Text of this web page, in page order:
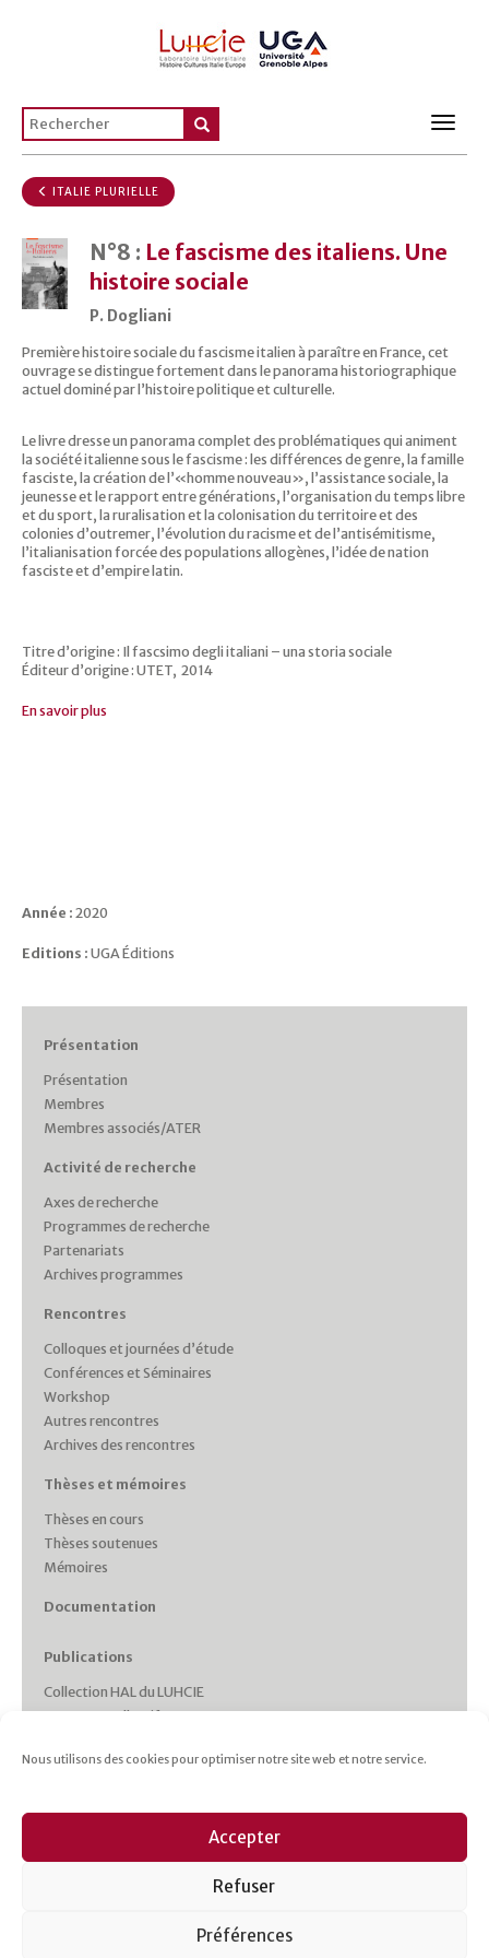
Nous utilisons des cookies pour optimiser notre site web et notre service.
Accepter
Refuser
Préférences
ITALIE PLURIELLE
N°8 : Le fascisme des italiens. Une
histoire sociale
P. Dogliani
Première histoire sociale du fascisme italien à paraître en France, cet
ouvrage se distingue fortement dans le panorama historiographique
actuel dominé par l’histoire politique et culturelle.
Le livre dresse un panorama complet des problématiques qui animent
la société italienne sous le fascisme : les différences de genre, la famille
fasciste, la création de l’«homme nouveau», l’assistance sociale, la
jeunesse et le rapport entre générations, l’organisation du temps libre
et du sport, la ruralisation et la colonisation du territoire et des
colonies d’outremer, l’évolution du racisme et de l’antisémitisme,
l’italianisation forcée des populations allogènes, l’idée de nation
fasciste et d’empire latin.
Titre d’origine : Il fascsimo degli italiani – una storia sociale
Éditeur d’origine : UTET, 2014
En savoir plus
Année : 2020
Editions : UGA Éditions
Présentation
Présentation
Membres
Membres associés/ATER
Activité de recherche
Axes de recherche
Programmes de recherche
Partenariats
Archives programmes
Rencontres
Colloques et journées d’étude
Conférences et Séminaires
Workshop
Autres rencontres
Archives des rencontres
Thèses et mémoires
Thèses en cours
Thèses soutenues
Mémoires
Documentation
Publications
Collection HAL du LUHCIE
Ouvrages collectifs
Working Papers
Italie plurielle
Cahiers d’études italiennes
Les cahiers du CRHIPA